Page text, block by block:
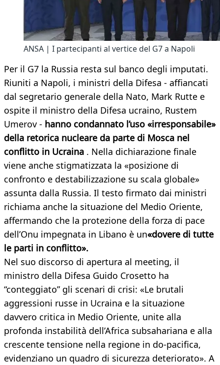
ANSA | I partecipanti al vertice del G7 a Napoli
Per il G7 la Russia resta sul banco degli imputati.
Riuniti a Napoli, i ministri della Difesa - affiancati
dal segretario generale della Nato, Mark Rutte e
ospite il ministro della Difesa ucraino, Rustem
Umerov - hanno condannato l’uso «irresponsabile»
della retorica nucleare da parte di Mosca nel
conflitto in Ucraina . Nella dichiarazione finale
viene anche stigmatizzata la «posizione di
confronto e destabilizzazione su scala globale»
assunta dalla Russia. Il testo firmato dai ministri
richiama anche la situazione del Medio Oriente,
affermando che la protezione della forza di pace
dell’Onu impegnata in Libano è un«dovere di tutte
le parti in conflitto».
Nel suo discorso di apertura al meeting, il
ministro della Difesa Guido Crosetto ha
“conteggiato” gli scenari di crisi: «Le brutali
aggressioni russe in Ucraina e la situazione
davvero critica in Medio Oriente, unite alla
profonda instabilità dell’Africa subsahariana e alla
crescente tensione nella regione in do-pacifica,
evidenziano un quadro di sicurezza deteriorato». A